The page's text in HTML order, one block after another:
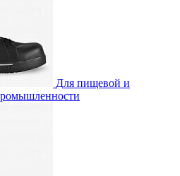
Для пищевой и